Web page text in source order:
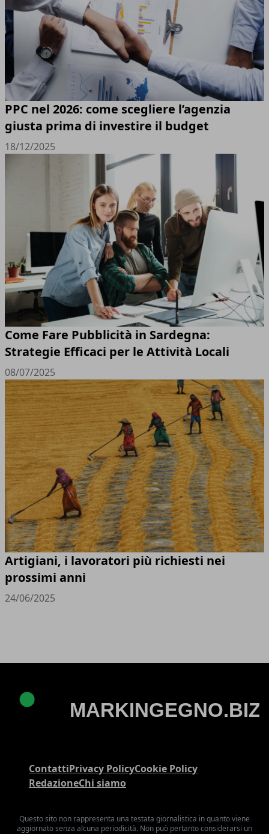
PPC nel 2026: come scegliere l’agenzia
giusta prima di investire il budget
18/12/2025
Come Fare Pubblicità in Sardegna:
Strategie Efficaci per le Attività Locali
08/07/2025
Artigiani, i lavoratori più richiesti nei
prossimi anni
24/06/2025
ContattiPrivacy PolicyCookie Policy
RedazioneChi siamo
Questo sito non rappresenta una testata giornalistica in quanto viene
aggiornato senza alcuna periodicità. Non può pertanto considerarsi un